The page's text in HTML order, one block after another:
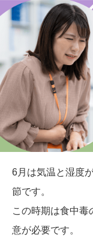
6月は気温と湿度
節です。
この時期は食中毒
意が必要です。